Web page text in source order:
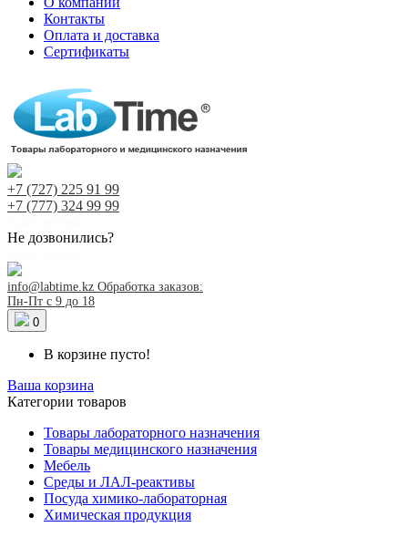
Контакты
Оплата и доставка
Сертификаты
+7 (727) 225 91 99
+7 (777) 324 99 99
Не дозвонились?
info@labtime.kz Обработка заказов:
Пн-Пт с 9 до 18
0
В корзине пусто!
Ваша корзина
Категории товаров
Товары лабораторного назначения
Товары медицинского назначения
Мебель
Среды и ЛАЛ-реактивы
Посуда химико-лабораторная
Химическая продукция